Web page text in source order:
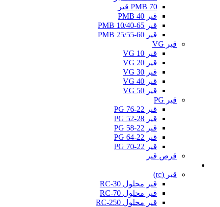
PMB 70 قیر
قیر PMB 40
قیر PMB 10/40-65
قیر PMB 25/55-60
قیر VG
قیر VG 10
قیر VG 20
قیر VG 30
قیر VG 40
قیر VG 50
قیر PG
قیر PG 76-22
قیر PG 52-28
قیر PG 58-22
قیر PG 64-22
قیر PG 70-22
قرص قیر
قیر (rc)
قیر محلول RC-30
قیر محلول RC-70
قیر محلول RC-250